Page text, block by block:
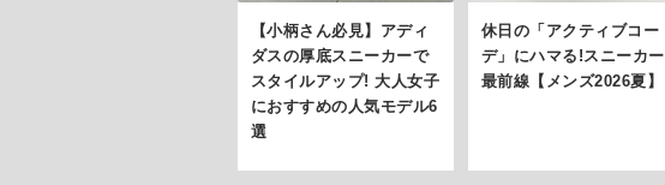
【小柄さん必見】アディ
ダスの厚底スニーカーで
スタイルアップ! 大人女子
におすすめの人気モデル6
選
休日の「アクティブコー
デ」にハマる!スニーカー
最前線【メンズ2026夏】